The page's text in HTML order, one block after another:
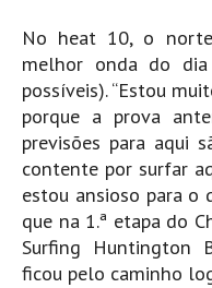
Grande Lisboa
Alentejo
Algarve
Loja
Pranchas
Acessórios de Surf
SurfWear
Skate
No heat 10, o
melhor onda do
possíveis). “Estou
porque a prova
previsões para aqui
contente por surfar
estou ansioso para o
que na 1.ª etapa do
Surfing Huntington
ficou pelo caminho